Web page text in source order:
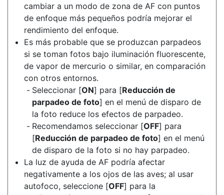
cambiar a un modo de zona de AF con puntos
de enfoque más pequeños podría mejorar el
rendimiento del enfoque.
Es más probable que se produzcan parpadeos
si se toman fotos bajo iluminación fluorescente,
de vapor de mercurio o similar, en comparación
con otros entornos.
Seleccionar [ON] para [Reducción de
parpadeo de foto] en el menú de disparo de
la foto reduce los efectos de parpadeo.
Recomendamos seleccionar [OFF] para
[Reducción de parpadeo de foto] en el menú
de disparo de la foto si no hay parpadeo.
La luz de ayuda de AF podría afectar
negativamente a los ojos de las aves; al usar
autofoco, seleccione [OFF] para la